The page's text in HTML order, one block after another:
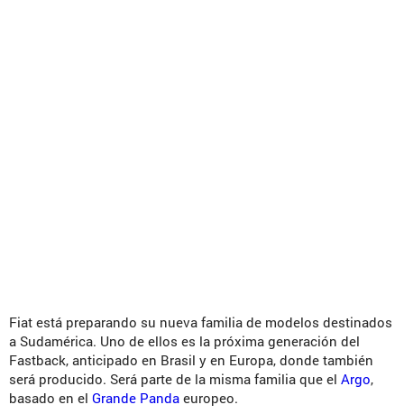
Fiat está preparando su nueva familia de modelos destinados
a Sudamérica. Uno de ellos es la próxima generación del
Fastback, anticipado en Brasil y en Europa, donde también
será producido. Será parte de la misma familia que el Argo,
basado en el Grande Panda europeo.